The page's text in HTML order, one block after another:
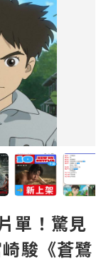
單！驚見
駿《蒼鷺